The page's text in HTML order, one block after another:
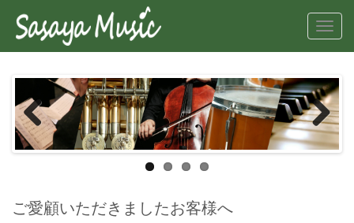
Previous Next
ご愛顧いただきましたお客様へ